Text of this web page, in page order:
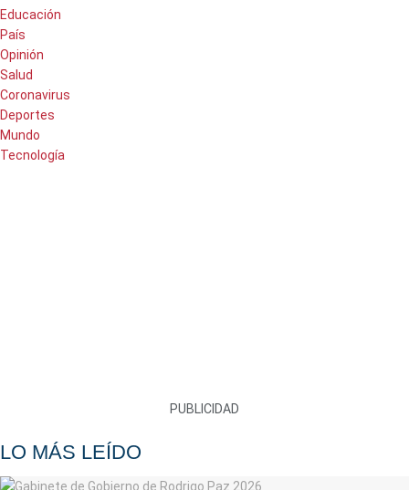
Educación
País
Opinión
Salud
Coronavirus
Deportes
Mundo
Tecnología
PUBLICIDAD
LO MÁS LEÍDO